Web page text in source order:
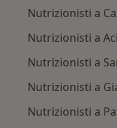
Nutrizionisti a
Nutrizionisti a
Nutrizionisti a
Nutrizionisti a
Nutrizionisti a